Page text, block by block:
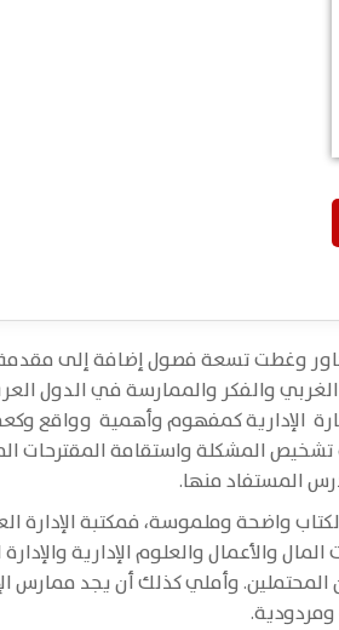
وغطت تسعة فصول إضافة إلى مقدمة
الغربي والفكر والممارسة في الدول
الإدارية كمفهوم وأهمية وواقع
المشكلة واستقامة المقترحات
المستفاد منها.
واضحة وملموسة، فمكتبة الإدارة
المال والأعمال والعلوم الإدارية
وأملي كذلك أن يجد ممارس
ومردودية.